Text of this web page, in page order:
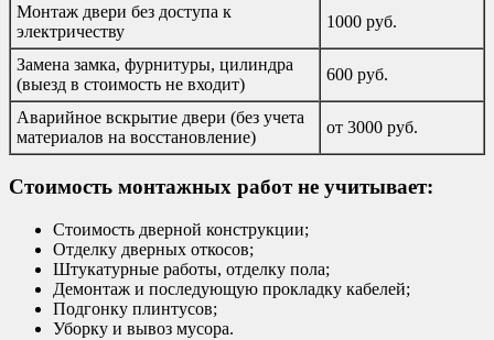
Монтаж двери без доступа к
электричеству
1000 руб.
Замена замка, фурнитуры, цилиндра
(выезд в стоимость не входит)
600 руб.
Аварийное вскрытие двери (без учета
материалов на восстановление)
от 3000 руб.
Стоимость монтажных работ не учитывает:
Стоимость дверной конструкции;
Отделку дверных откосов;
Штукатурные работы, отделку пола;
Демонтаж и последующую прокладку кабелей;
Подгонку плинтусов;
Уборку и вывоз мусора.